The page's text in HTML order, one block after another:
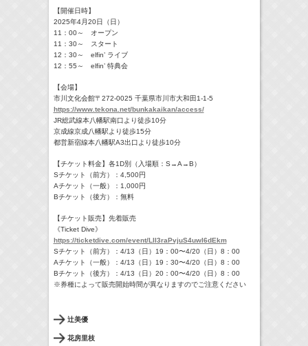
【開催日時】
2025年4月20日（日）
11：00～ オープン
11：30～ スタート
12：30～ elfin’ ライブ
12：55～ elfin’ 特典会
【会場】
市川文化会館〒272-0025 千葉県市川市大和田1-1-5
https://www.tekona.net/bunkakaikan/access/
JR総武線本八幡駅南口より徒歩10分
京成線京成八幡駅より徒歩15分
都営新宿線本八幡駅A3出口より徒歩10分
【チケット料金】各1D別（入場順：S→A→B）
Sチケット（前方）：4,500円
Aチケット（一般）：1,000円
Bチケット（後方）：無料
【チケット販売】先着販売
《Ticket Dive》
https://ticketdive.com/event/LII3raPvjuS4uwI6dEkm
Sチケット（前方）：4/13（日）19：00〜4/20（日）8：00
Aチケット（一般）：4/13（日）19：30〜4/20（日）8：00
Bチケット（後方）：4/13（日）20：00〜4/20（日）8：00
※券種によって販売開始時間が異なりますのでご注意ください
辻美優
花房里枝